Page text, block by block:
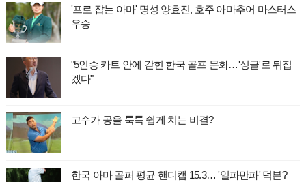
'프로 잡는 아마' 명성 양효진, 호주 아마추어 마스터스
우승
"5인승 카트 안에 갇힌 한국 골프 문화…'싱글'로 뒤집
겠다"
고수가 공을 툭툭 쉽게 치는 비결?
한국 아마 골퍼 평균 핸디캡 15.3… '일파만파' 덕분?